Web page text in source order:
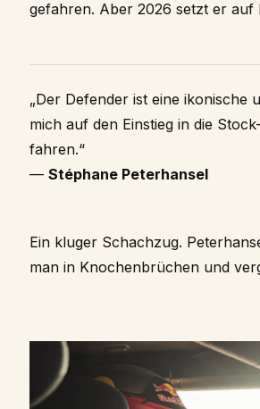
gefahren. Aber 2026 setzt er auf
„Der Defender ist eine
mich auf den Einstieg in die
fahren.“
— Stéphane Peterhansel
Ein kluger Schachzug.
man in Knochenbrüchen und